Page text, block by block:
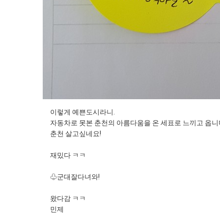
이렇게 예쁜도시라니.
자동차로 못본 춘천의 아름다움을 온 세표로 느끼고 옵니
춘천 살고싶네요!
재밌다 ㅋㅋ
♧군대잘다녀와!
왔다감 ㅋㅋ
민제